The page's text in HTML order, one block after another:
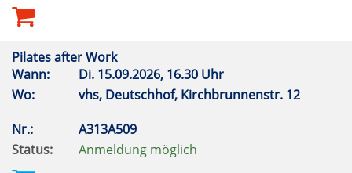
Pilates after Work
Wann:
Di. 15.09.2026, 16.30 Uhr
Wo:
vhs, Deutschhof, Kirchbrunnenstr. 12
Nr.:
A313A509
Status:
Anmeldung möglich